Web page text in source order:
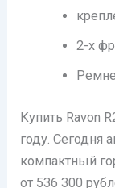
2-х
Купить Ravon
году. Сегодня
компактный
от 536 300